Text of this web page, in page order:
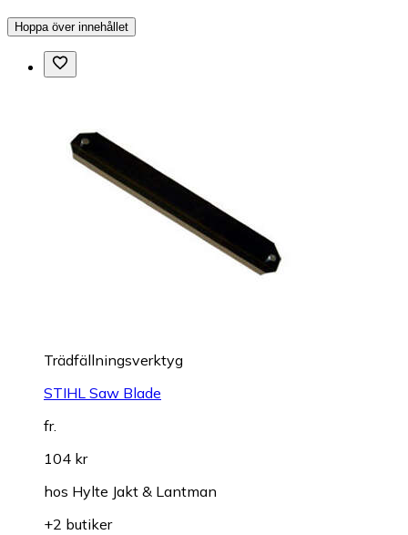
Hoppa över innehållet
Trädfällningsverktyg
STIHL Saw Blade
fr.
104 kr
hos Hylte Jakt & Lantman
+2 butiker